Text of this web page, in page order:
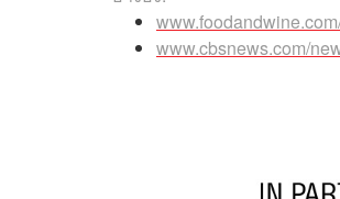
www.cbsnews.com/